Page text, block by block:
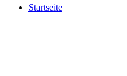
Startseite